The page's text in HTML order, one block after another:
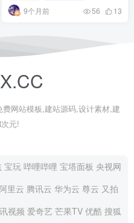
9个月前 56 13
网站模板,建站源码,设计素材,建
元!
宝玩 哔哩哔哩 宝塔面板 央视网
阿里云 腾讯云 华为云 尊云 又拍
视频 爱奇艺 芒果TV 优酷 搜狐